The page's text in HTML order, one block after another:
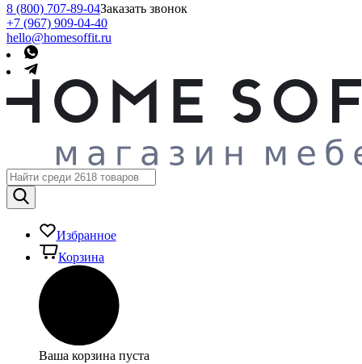
8 (800) 707-89-04Заказать звонок
+7 (967) 909-04-40
hello@homesoffit.ru
Избранное
Корзина
Ваша корзина пуста